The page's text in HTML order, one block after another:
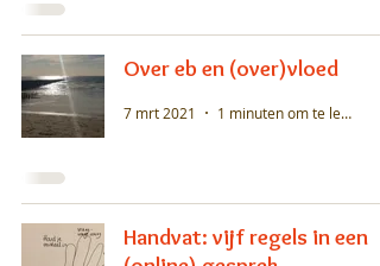
Over eb en (over)vloed
7 mrt 2021 1 minuten om te lezen
Handvat: vijf regels in een